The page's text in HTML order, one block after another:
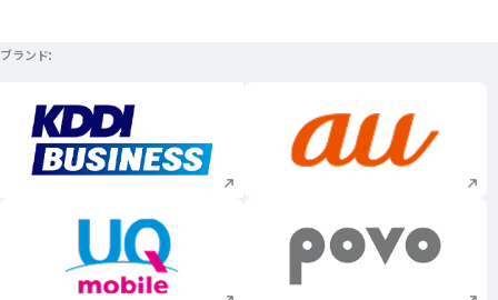
ブランド
新規ウィンドウで開く 新規ウィンドウで
新規ウィンドウで開く 新規ウィンドウで